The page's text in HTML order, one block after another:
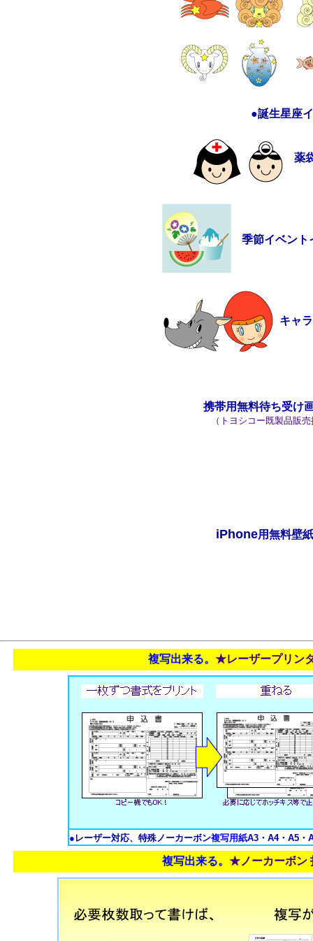
●誕生星座
薬
季節イベント
キャ
携帯用無料待ち受け
（トヨシコー既製品販
iPhone用無料壁
複写出来る。 ★レーザープリン
● レーザー対応、特殊ノーカーボン複写用紙A3・A4・A5・
複写出来る。 ★ノーカーボン